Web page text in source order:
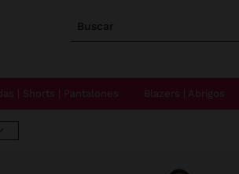
Buscar
| Shorts | Pantalones Blazers | Abrigos